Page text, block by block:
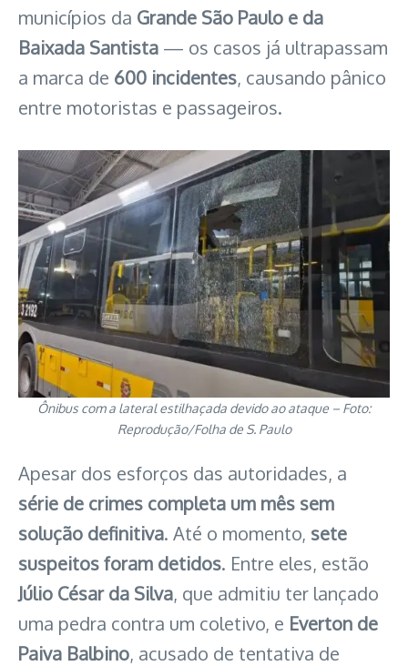
municípios da Grande São Paulo e da
Baixada Santista — os casos já ultrapassam
a marca de 600 incidentes, causando pânico
entre motoristas e passageiros.
Ônibus com a lateral estilhaçada devido ao ataque – Foto:
Reprodução/Folha de S. Paulo
Apesar dos esforços das autoridades, a
série de crimes completa um mês sem
solução definitiva. Até o momento, sete
suspeitos foram detidos. Entre eles, estão
Júlio César da Silva, que admitiu ter lançado
uma pedra contra um coletivo, e Everton de
Paiva Balbino, acusado de tentativa de